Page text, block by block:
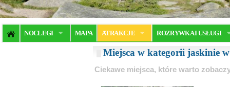
NOCLEGI MAPA ATRAKCJE ROZRYWKA I USŁUGI
Miejsca w kategorii jaskinie
Ciekawe miejsca, które warto